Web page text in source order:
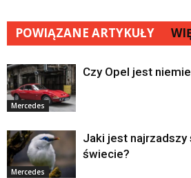
POWIĄZANE ARTYKUŁY
Mercedes
Czy Opel jest
Mercedes
Jaki jest najrzadszy
świecie?